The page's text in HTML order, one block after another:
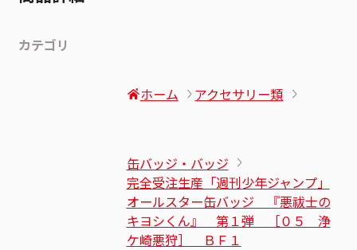
カテゴリ
ホーム アクセサリー類
缶バッジ・バッジ
完全受注生産「週刊少年ジャンプ」
オールスター缶バッジ 『悪祓士の
キヨシくん』 第１弾 ［０５ 浄
ケ崎悪狩］ ＢＦ１